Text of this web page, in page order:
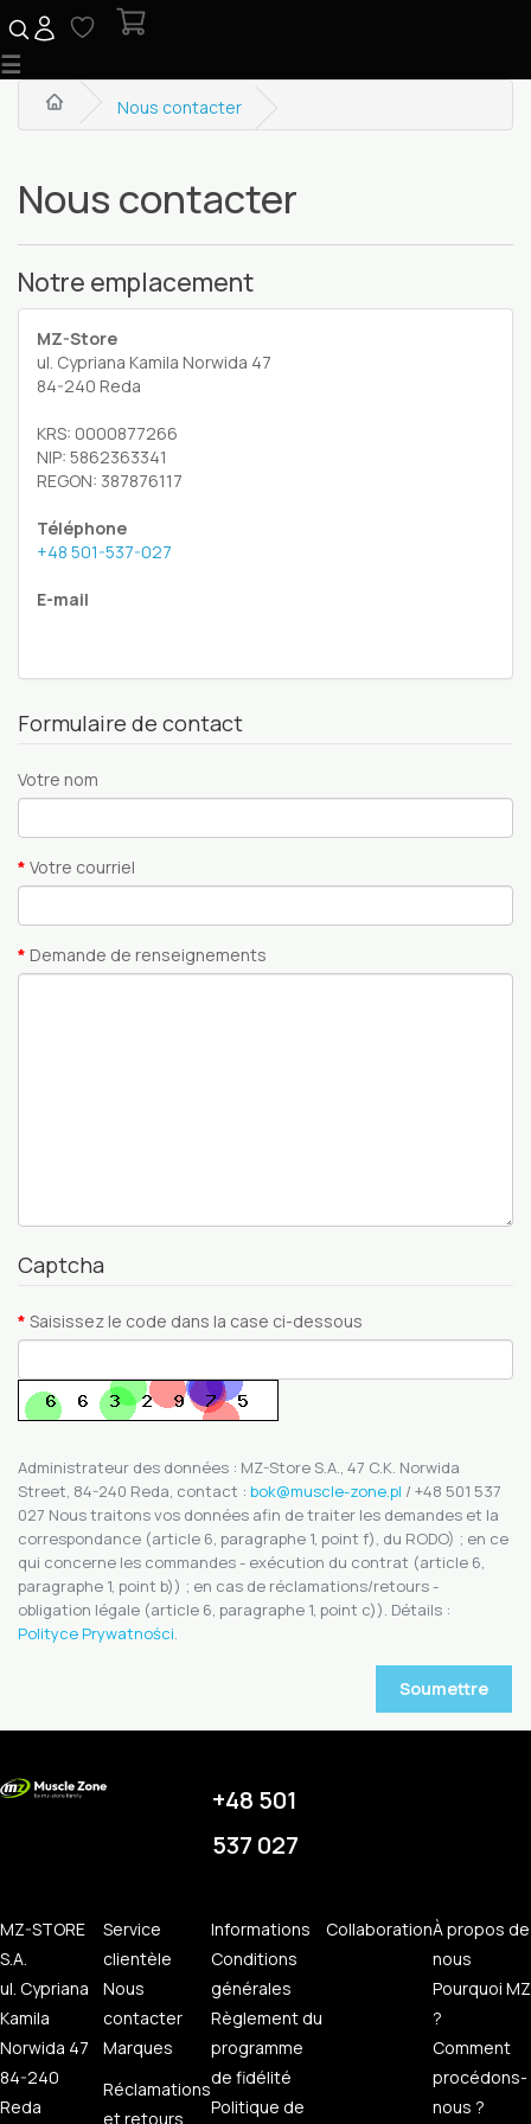
☰
Nous contacter
Nous contacter
Notre emplacement
MZ-Store
ul. Cypriana Kamila Norwida 47
84-240 Reda
KRS: 0000877266
NIP: 5862363341
REGON: 387876117
Téléphone
+48 501-537-027
E-mail
Formulaire de contact
Votre nom
Votre courriel
Demande de renseignements
Captcha
Saisissez le code dans la case ci-dessous
Administrateur des données : MZ-Store S.A., 47 C.K. Norwida
Street, 84-240 Reda, contact : bok@muscle-zone.pl / +48 501 537
027 Nous traitons vos données afin de traiter les demandes et la
correspondance (article 6, paragraphe 1, point f), du RODO) ; en ce
qui concerne les commandes - exécution du contrat (article 6,
paragraphe 1, point b)) ; en cas de réclamations/retours -
obligation légale (article 6, paragraphe 1, point c)). Détails :
Polityce Prywatności
+48 501
537 027
MZ-STORE
S.A.
ul. Cypriana
Kamila
Norwida 47
84-240
Reda
Service
clientèle
Nous
contacter
Marques
Réclamations
et retours
Informations
Conditions
générales
Règlement du
programme
de fidélité
Politique de
CollaborationÀ propos de
nous
Pourquoi MZ
?
Comment
procédons-
nous ?